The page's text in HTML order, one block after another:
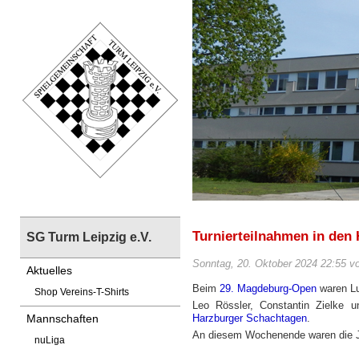
SG Turm Leipzig e.V.
Aktuelles
Shop Vereins-T-Shirts
Mannschaften
nuLiga
Turnierteilnahmen in den
Sonntag, 20. Oktober 2024 22:55
Beim 29. Magdeburg-Open waren
Leo Rössler, Constantin Zielke
Harzburger Schachtagen
An diesem Wochenende waren